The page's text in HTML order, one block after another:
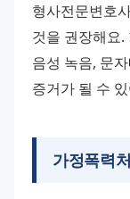
형사전문변호
것을 권장해요.
음성 녹음, 문
증거가 될 수
가정폭력